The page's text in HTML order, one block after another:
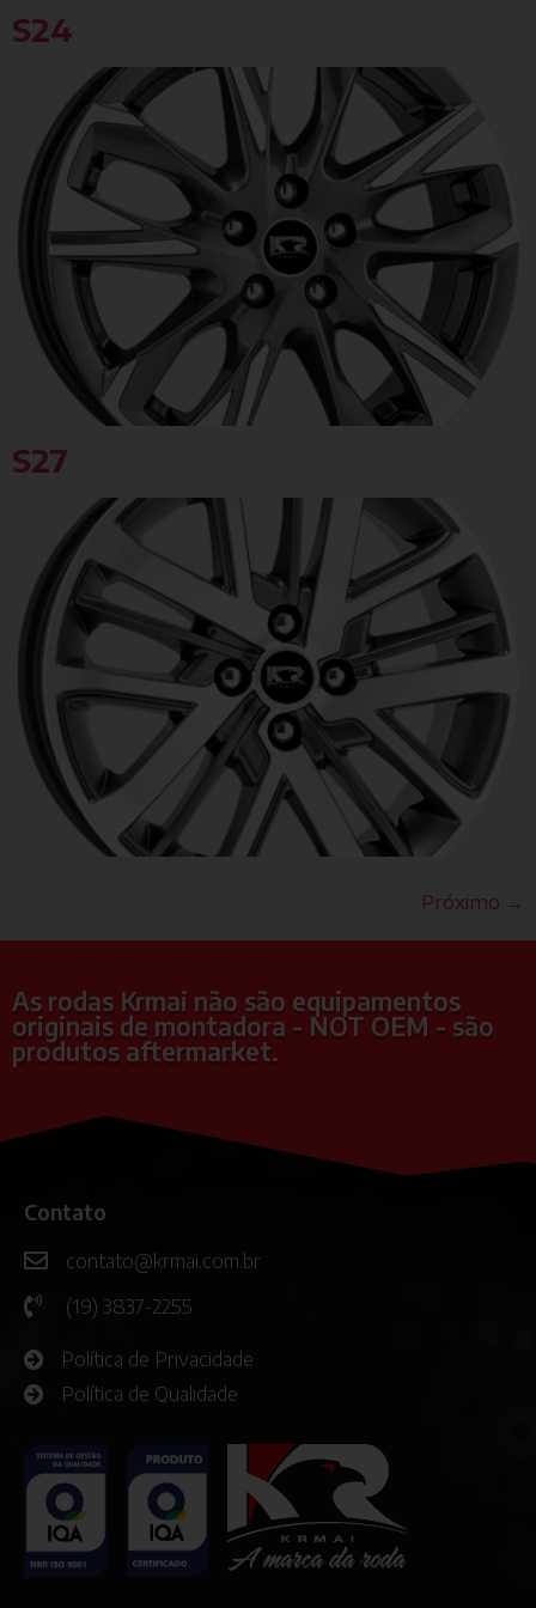
S24
S27
Próximo →
As rodas Krmai não são equipamentos
originais de montadora - NOT OEM - são
produtos aftermarket.
Contato
contato@krmai.com.br
(19) 3837-2255
Política de Privacidade
Política de Qualidade